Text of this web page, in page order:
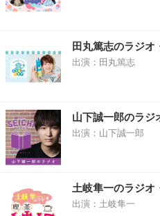
田丸篤志のラジオ
出演：田丸篤志
山下誠一郎のラ
出演：山下誠一郎
土岐隼一のラジオ
出演：土岐隼一